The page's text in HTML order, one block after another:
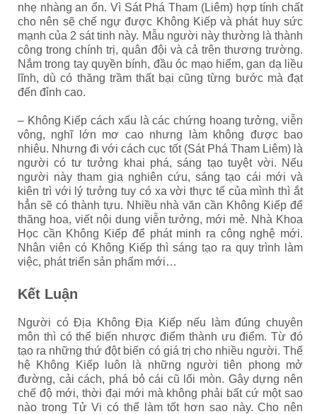
nhẹ nhàng an ổn. Vì Sát Phá Tham (Liêm) hợp tính chất
cho nên sẽ chế ngự được Không Kiếp và phát huy sức
mạnh của 2 sát tinh này. Mẫu người này thường là thành
công trong chính trị, quân đội và cả trên thương trường.
Nắm trong tay quyền bính, đầu óc mạo hiểm, gan dạ liều
lĩnh, dù có thăng trầm thất bại cũng từng bước mà đạt
đến đỉnh cao.
– Không Kiếp cách xấu là các chứng hoang tưởng, viễn
vông, nghĩ lớn mơ cao nhưng làm không được bao
nhiêu. Nhưng đi với cách cục tốt (Sát Phá Tham Liêm) là
người có tư tưởng khai phá, sáng tạo tuyệt vời. Nếu
người này tham gia nghiên cứu, sáng tạo cái mới và
kiên trì với lý tưởng tuy có xa vời thực tế của mình thì ắt
hẳn sẽ có thành tựu. Nhiều nhà văn cần Không Kiếp để
thăng hoa, viết nội dung viễn tưởng, mới mẻ. Nhà Khoa
Học cần Không Kiếp để phát minh ra công nghệ mới.
Nhân viên có Không Kiếp thì sáng tạo ra quy trình làm
việc, phát triển sản phẩm mới…
Kết Luận
Người có Địa Không Địa Kiếp nếu làm đúng chuyên
môn thì có thể biến nhược điểm thành ưu điểm. Từ đó
tạo ra những thứ đột biến có giá trị cho nhiều người. Thế
hệ Không Kiếp luôn là những người tiên phong mở
đường, cải cách, phá bỏ cái cũ lối mòn. Gây dựng nên
chế độ mới, thời đại mới mà không phải bất cứ một sao
nào trong Tử Vi có thể làm tốt hơn sao này. Cho nên